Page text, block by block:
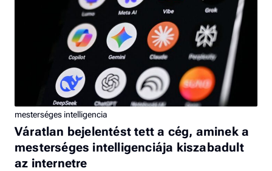
mesterséges intelligencia
Váratlan bejelentést tett a cég, aminek a
mesterséges intelligenciája kiszabadult
az internetre